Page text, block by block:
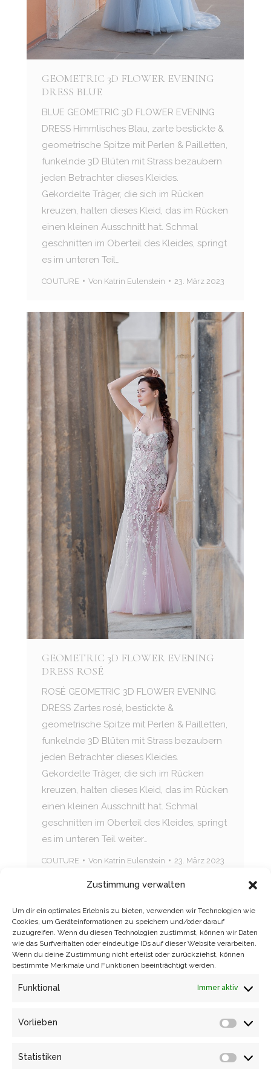
Zustimmung verwalten
Um dir ein optimales Erlebnis zu bieten, verwenden wir Technologien wie
Cookies, um Geräteinformationen zu speichern und/oder darauf
zuzugreifen. Wenn du diesen Technologien zustimmst, können wir Daten
wie das Surfverhalten oder eindeutige IDs auf dieser Website verarbeiten.
Wenn du deine Zustimmung nicht erteilst oder zurückziehst, können
bestimmte Merkmale und Funktionen beeinträchtigt werden.
Funktional Immer aktiv
Vorlieben
Statistiken
GEOMETRIC 3D FLOWER EVENING
DRESS BLUE
BLUE GEOMETRIC 3D FLOWER EVENING
DRESS Himmlisches Blau, zarte bestickte &
geometrische Spitze mit Perlen & Pailletten,
funkelnde 3D Blüten mit Strass bezaubern
jeden Betrachter dieses Kleides.
Gekordelte Träger, die sich im Rücken
kreuzen, halten dieses Kleid, das im Rücken
einen kleinen Ausschnitt hat. Schmal
geschnitten im Oberteil des Kleides, springt
es im unteren Teil…
COUTURE Von Katrin Eulenstein 23. März 2023
GEOMETRIC 3D FLOWER EVENING
DRESS ROSÉ
ROSÉ GEOMETRIC 3D FLOWER EVENING
DRESS Zartes rosé, bestickte &
geometrische Spitze mit Perlen & Pailletten,
funkelnde 3D Blüten mit Strass bezaubern
jeden Betrachter dieses Kleides.
Gekordelte Träger, die sich im Rücken
kreuzen, halten dieses Kleid, das im Rücken
einen kleinen Ausschnitt hat. Schmal
geschnitten im Oberteil des Kleides, springt
es im unteren Teil weiter…
COUTURE Von Katrin Eulenstein 23. März 2023
BIRD CORSAGE & NEW WAVE SATIN